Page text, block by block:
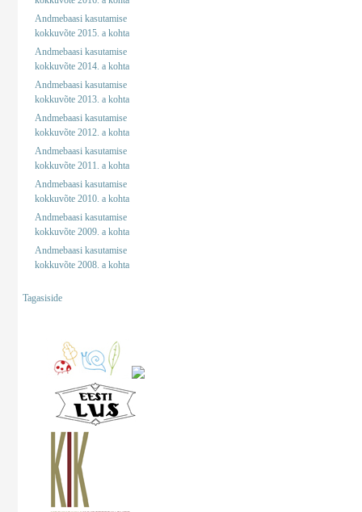
Andmebaasi kasutamise
kokkuvõte 2015. a kohta
Andmebaasi kasutamise
kokkuvõte 2014. a kohta
Andmebaasi kasutamise
kokkuvõte 2013. a kohta
Andmebaasi kasutamise
kokkuvõte 2012. a kohta
Andmebaasi kasutamise
kokkuvõte 2011. a kohta
Andmebaasi kasutamise
kokkuvõte 2010. a kohta
Andmebaasi kasutamise
kokkuvõte 2009. a kohta
Andmebaasi kasutamise
kokkuvõte 2008. a kohta
Tagasiside